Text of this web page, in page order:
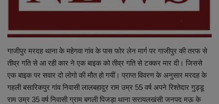
रोजगार
NEWS
वीडियो
गाजीपुर मरदह थाना के महेगवा गांव के पास फोर लेन मार्ग पर गाजीपुर की तरफ से
तीव्र गति से आ रही कार ने एक बाइक को तीव्र गति से टक्कर मार दी। जिससे
एक बाइक पर सवार दो लोगो की मौत हो गयीं। प्राप्त विवरण के अनुसार मरदह के
गहली बसारिकपुर गांव निवासी लालबहादुर राम उम्र 55 वर्ष अपने रिश्तेदार गुड्डू
राम उम्र 35 वर्ष निवासी ग्राम बगली पिजड़ा थाना सरायलखंसी जनपद मऊ के